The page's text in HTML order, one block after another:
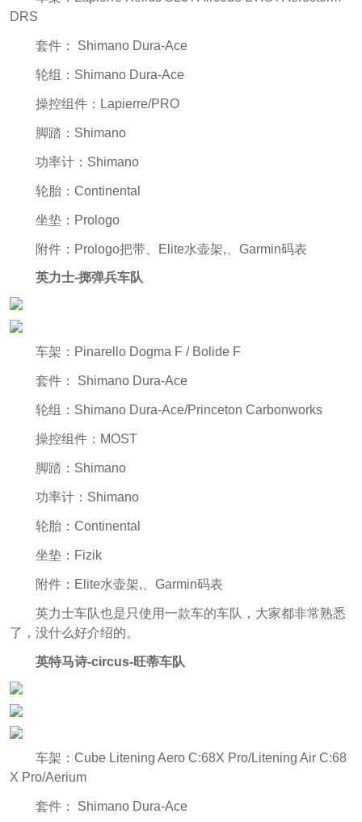
DRS
套件： Shimano Dura-Ace
轮组：Shimano Dura-Ace
操控组件：Lapierre/PRO
脚踏：Shimano
功率计：Shimano
轮胎：Continental
坐垫：Prologo
附件：Prologo把带、Elite水壶架,、Garmin码表
英力士-掷弹兵车队
车架：Pinarello Dogma F / Bolide F
套件： Shimano Dura-Ace
轮组：Shimano Dura-Ace/Princeton Carbonworks
操控组件：MOST
脚踏：Shimano
功率计：Shimano
轮胎：Continental
坐垫：Fizik
附件：Elite水壶架,、Garmin码表
英力士车队也是只使用一款车的车队，大家都非常熟悉
了，没什么好介绍的。
英特马诗-circus-旺蒂车队
车架：Cube Litening Aero C:68X Pro/Litening Air C:68
X Pro/Aerium
套件： Shimano Dura-Ace